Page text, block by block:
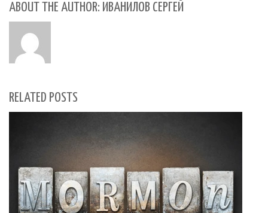
ABOUT THE AUTHOR: ИВАНИЛОВ СЕРГЕЙ
RELATED POSTS